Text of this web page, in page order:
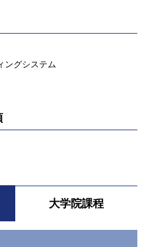
ングシステム
大学院課程